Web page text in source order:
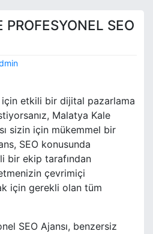
SEO
etkili bir dijital pazarlama
Malatya Kale
sizin için mükemmel bir
SEO konusunda
bir ekip tarafından
çevrimiçi
için gerekli olan tüm
SEO Ajansı, benzersiz